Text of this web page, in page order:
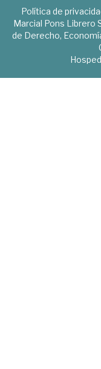
Política de
Marcial Pons Librero
de Derecho,